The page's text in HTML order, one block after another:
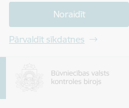
Noraidīt
Pārvaldīt sīkdatnes